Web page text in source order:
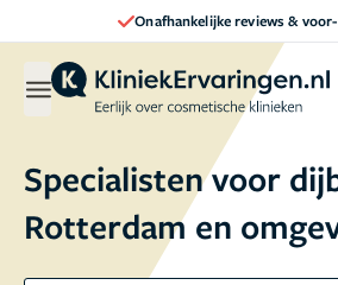
& voor- en nafoto’s
Specialisten voor
Rotterdam en